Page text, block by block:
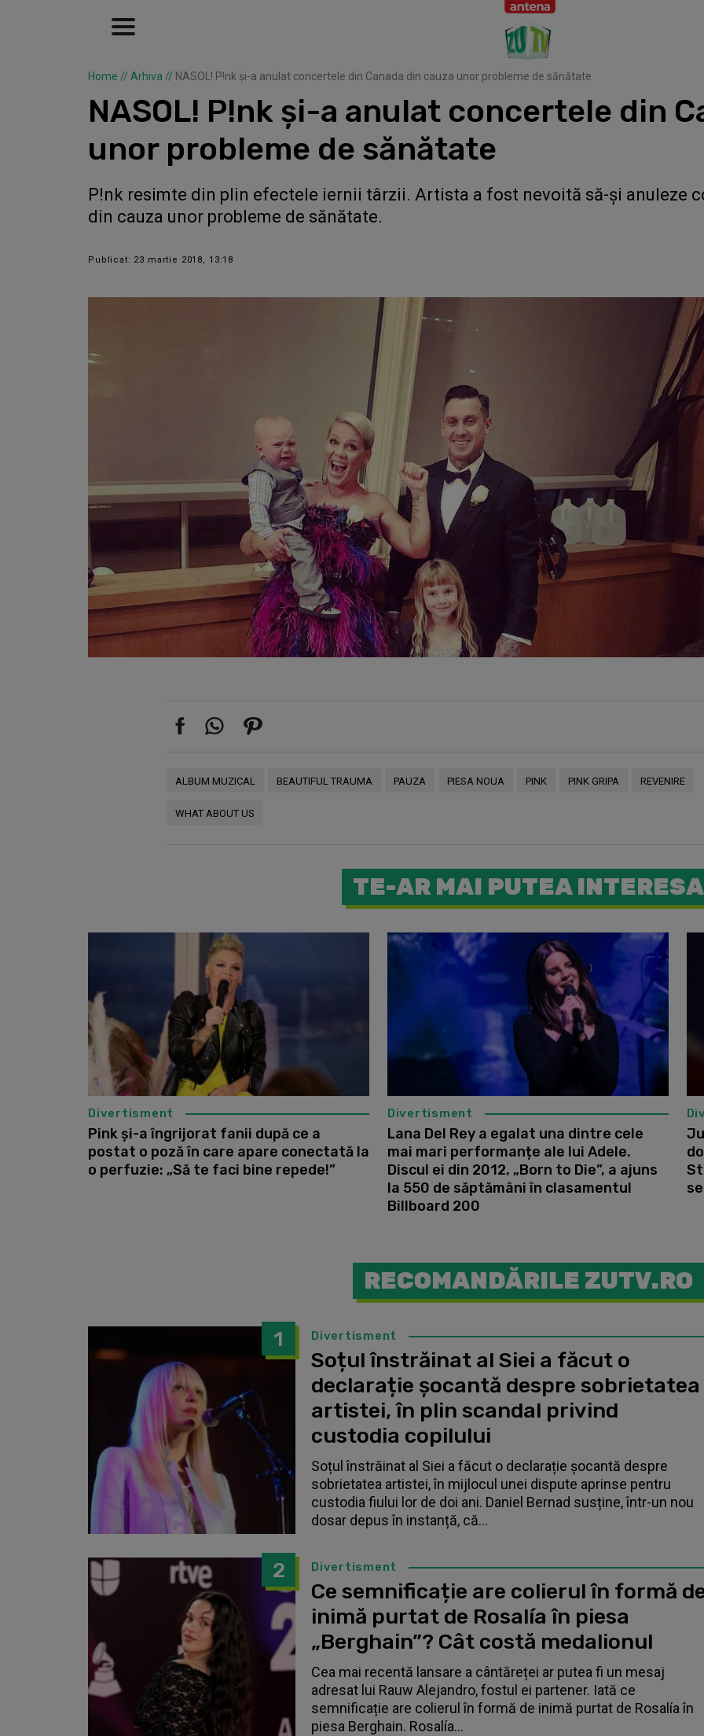
Home // Arhiva // NASOL! P!nk şi-a anulat concertele din Canada din cauza unor probleme de sănătate
NASOL! P!nk şi-a anulat concertele din
unor probleme de sănătate
P!nk resimte din plin efectele iernii târzii. Artista a fost nevoită să-și anuleze
din cauza unor probleme de sănătate.
Publicat: 23 martie 2018, 13:18
ALBUM MUZICAL BEAUTIFUL TRAUMA PAUZA PIESA NOUA PINK PINK GRIPA REVENIRE
WHAT ABOUT US
TE-AR MAI PUTEA INTERESA
Divertisment
Pink și-a îngrijorat fanii după ce a
postat o poză în care apare conectată la
o perfuzie: „Să te faci bine repede!”
Pink și-a
Divertisment
Lana Del Rey a egalat una dintre cele
mai mari performanțe ale lui Adele.
Discul ei din 2012, „Born to Die”, a ajuns
la 550 de săptămâni în clasamentul
Billboard 200
RECOMANDĂRILE ZUTV.RO
1 Divertisment
Soțul înstrăinat al Siei a făcut o
declarație șocantă despre sobrietatea
artistei, în plin scandal privind
custodia copilului
Soțul înstrăinat al Siei a făcut o declarație șocantă despre
sobrietatea artistei, în mijlocul unei dispute aprinse pentru
custodia fiului lor de doi ani. Daniel Bernad susține, într-un nou
dosar depus în instanță, că...
2 Divertisment
Ce semnificație are colierul în formă
inimă purtat de Rosalía în piesa
„Berghain”? Cât costă medalionul
Cea mai recentă lansare a cântăreței ar putea fi un mesaj
adresat lui Rauw Alejandro, fostul ei partener. Iată ce
semnificație are colierul în formă de inimă purtat de Rosalía în
piesa Berghain. Rosalía...